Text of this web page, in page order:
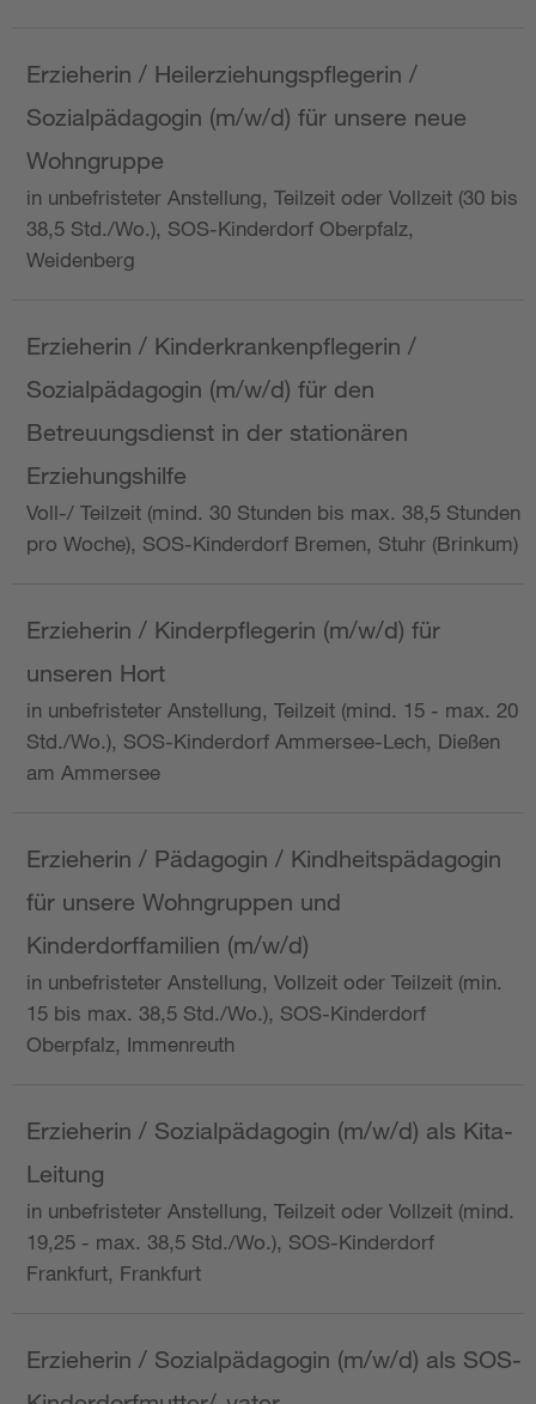
Erzieherin / Heilerziehungspflegerin /
Sozialpädagogin (m/w/d) für unsere neue
Wohngruppe
in unbefristeter Anstellung, Teilzeit oder Vollzeit (30 bis
38,5 Std./Wo.), SOS-Kinderdorf Oberpfalz,
Weidenberg
Erzieherin / Kinderkrankenpflegerin /
Sozialpädagogin (m/w/d) für den
Betreuungsdienst in der stationären
Erziehungshilfe
Voll-/ Teilzeit (mind. 30 Stunden bis max. 38,5 Stunden
pro Woche), SOS-Kinderdorf Bremen, Stuhr (Brinkum)
Erzieherin / Kinderpflegerin (m/w/d) für
unseren Hort
in unbefristeter Anstellung, Teilzeit (mind. 15 - max. 20
Std./Wo.), SOS-Kinderdorf Ammersee-Lech, Dießen
am Ammersee
Erzieherin / Pädagogin / Kindheitspädagogin
für unsere Wohngruppen und
Kinderdorffamilien (m/w/d)
in unbefristeter Anstellung, Vollzeit oder Teilzeit (min.
15 bis max. 38,5 Std./Wo.), SOS-Kinderdorf
Oberpfalz, Immenreuth
Erzieherin / Sozialpädagogin (m/w/d) als Kita-
Leitung
in unbefristeter Anstellung, Teilzeit oder Vollzeit (mind.
19,25 - max. 38,5 Std./Wo.), SOS-Kinderdorf
Frankfurt, Frankfurt
Erzieherin / Sozialpädagogin (m/w/d) als SOS-